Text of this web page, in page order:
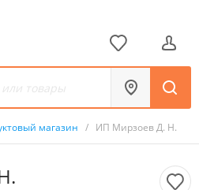
магазин / ИП Мирзоев Д. Н.